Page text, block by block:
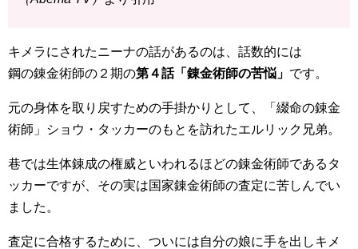
キメラにされたニーナの話があるのは、話数的には
鋼の錬金術師の２期の第４話「錬金術師の苦悩」 です。
元の身体を取り戻すための手掛かりとして、「綴命の錬金
術師」ショウ・タッカーのもとを訪れたエルリック兄弟。
巷では生体錬成の権威といわれるほどの錬金術師であるタ
ッカーですが、その実は国家錬金術師の査定に苦しんでい
ました。
査定に合格するために、ついには自分の娘に手を出しキメ